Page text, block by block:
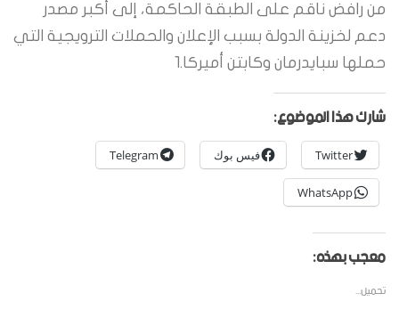
من رافض ناقم على الطبقة الحاكمة، إلى أكبر مصدر
دعم لخزينة الدولة بسبب الإعلان والحملات الترويجية التي
حملها سبايدرمان وكابتن أميركا.1
شارك هذا الموضوع:
Twitter فيس بوك Telegram
WhatsApp
معجب بهذه:
تحميل...